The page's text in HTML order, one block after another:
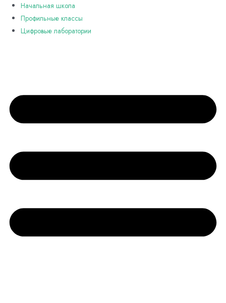
Начальная школа
Профильные классы
Цифровые лаборатории